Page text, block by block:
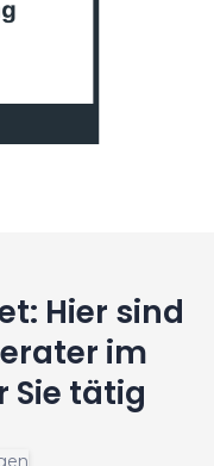
Hier sind
im
Sie tätig